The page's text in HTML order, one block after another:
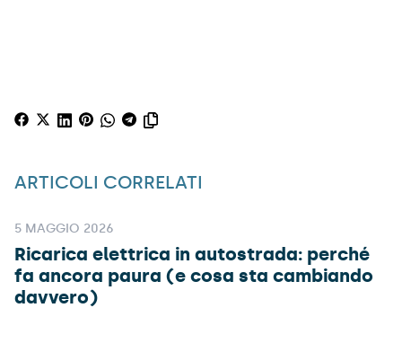
ARTICOLI CORRELATI
5 MAGGIO 2026
Ricarica elettrica in autostrada: perché
fa ancora paura (e cosa sta cambiando
davvero)